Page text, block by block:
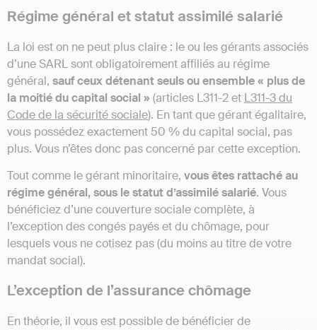
Régime général et statut assimilé salarié
La loi est on ne peut plus claire : le ou les gérants associés
d’une SARL sont obligatoirement affiliés au régime
général, sauf ceux détenant seuls ou ensemble « plus de
la moitié du capital social » (articles L311-2 et L311-3 du
Code de la sécurité sociale). En tant que gérant égalitaire,
vous possédez exactement 50 % du capital social, pas
plus. Vous n’êtes donc pas concerné par cette exception.
Tout comme le gérant minoritaire, vous êtes rattaché au
régime général, sous le statut d’assimilé salarié. Vous
bénéficiez d’une couverture sociale complète, à
l’exception des congés payés et du chômage, pour
lesquels vous ne cotisez pas (du moins au titre de votre
mandat social).
L’exception de l’assurance chômage
En théorie, il vous est possible de bénéficier de